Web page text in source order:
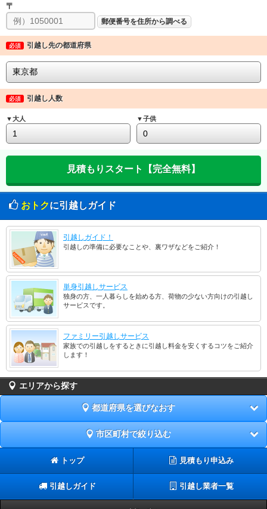
〒
郵便番号を住所から調べる
必須 引越し先の都道府県
必須 引越し人数
▼大人 ▼子供
おトクに引越しガイド
引越しガイド！
引越しの準備に必要なことや、裏ワザなどをご紹介！
単身引越しサービス
独身の方、一人暮らしを始める方、荷物の少ない方向けの引越し
サービスです。
ファミリー引越しサービス
家族での引越しをするときに引越し料金を安くするコツをご紹介
します！
エリアから探す
都道府県を選びなおす
市区町村で絞り込む
トップ 見積もり申込み
引越しガイド 引越し業者一覧